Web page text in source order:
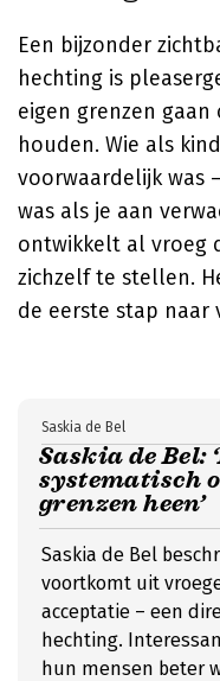
Een bijzonder
hechting is
eigen grenzen
houden. Wie als
voorwaardelijk was
was als je aan
ontwikkelt al vroeg
zichzelf te stellen.
de eerste stap naar
Saskia de Bel:
systematisch
grenzen heen’
Saskia de Bel
Saskia de Bel
voortkomt uit
acceptatie – een
hechting.
hun mensen beter